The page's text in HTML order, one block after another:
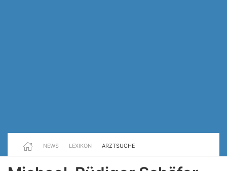
NEWS LEXIKON ARZTSUCHE